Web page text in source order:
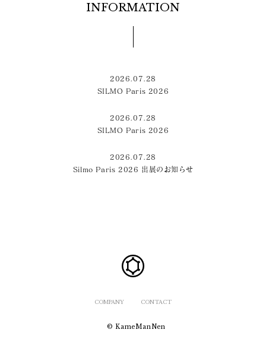
INFORMATION
2026.07.28
SILMO Paris 2026
2026.07.28
SILMO Paris 2026
2026.07.28
Silmo Paris 2026 出展のお知らせ
COMPANY CONTACT
© KameManNen